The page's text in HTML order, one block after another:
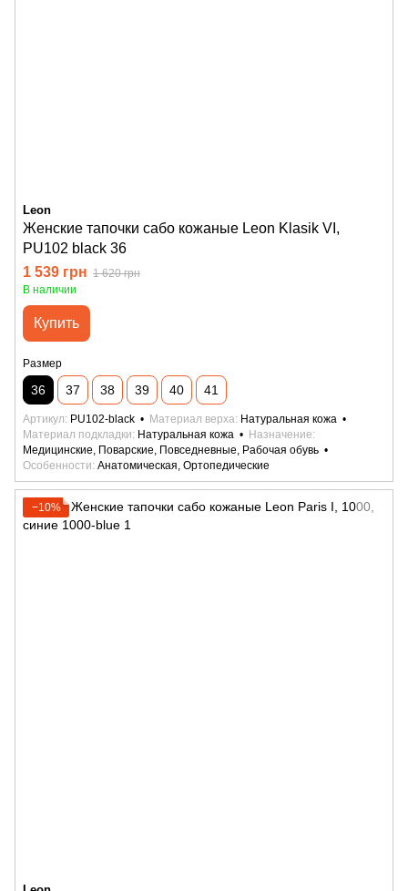
Leon
Женские тапочки сабо кожаные Leon Klasik VI,
PU102 black 36
1 539 грн 1 620 грн
В наличии
Купить
Размер
36 37 38 39 40 41
Артикул PU102-black Материал верха Натуральная кожа
Материал подкладки
Натуральная кожа
Назначение
Медицинские, Поварские, Повседневные, Рабочая обувь
Особенности Анатомическая, Ортопедические
−10%